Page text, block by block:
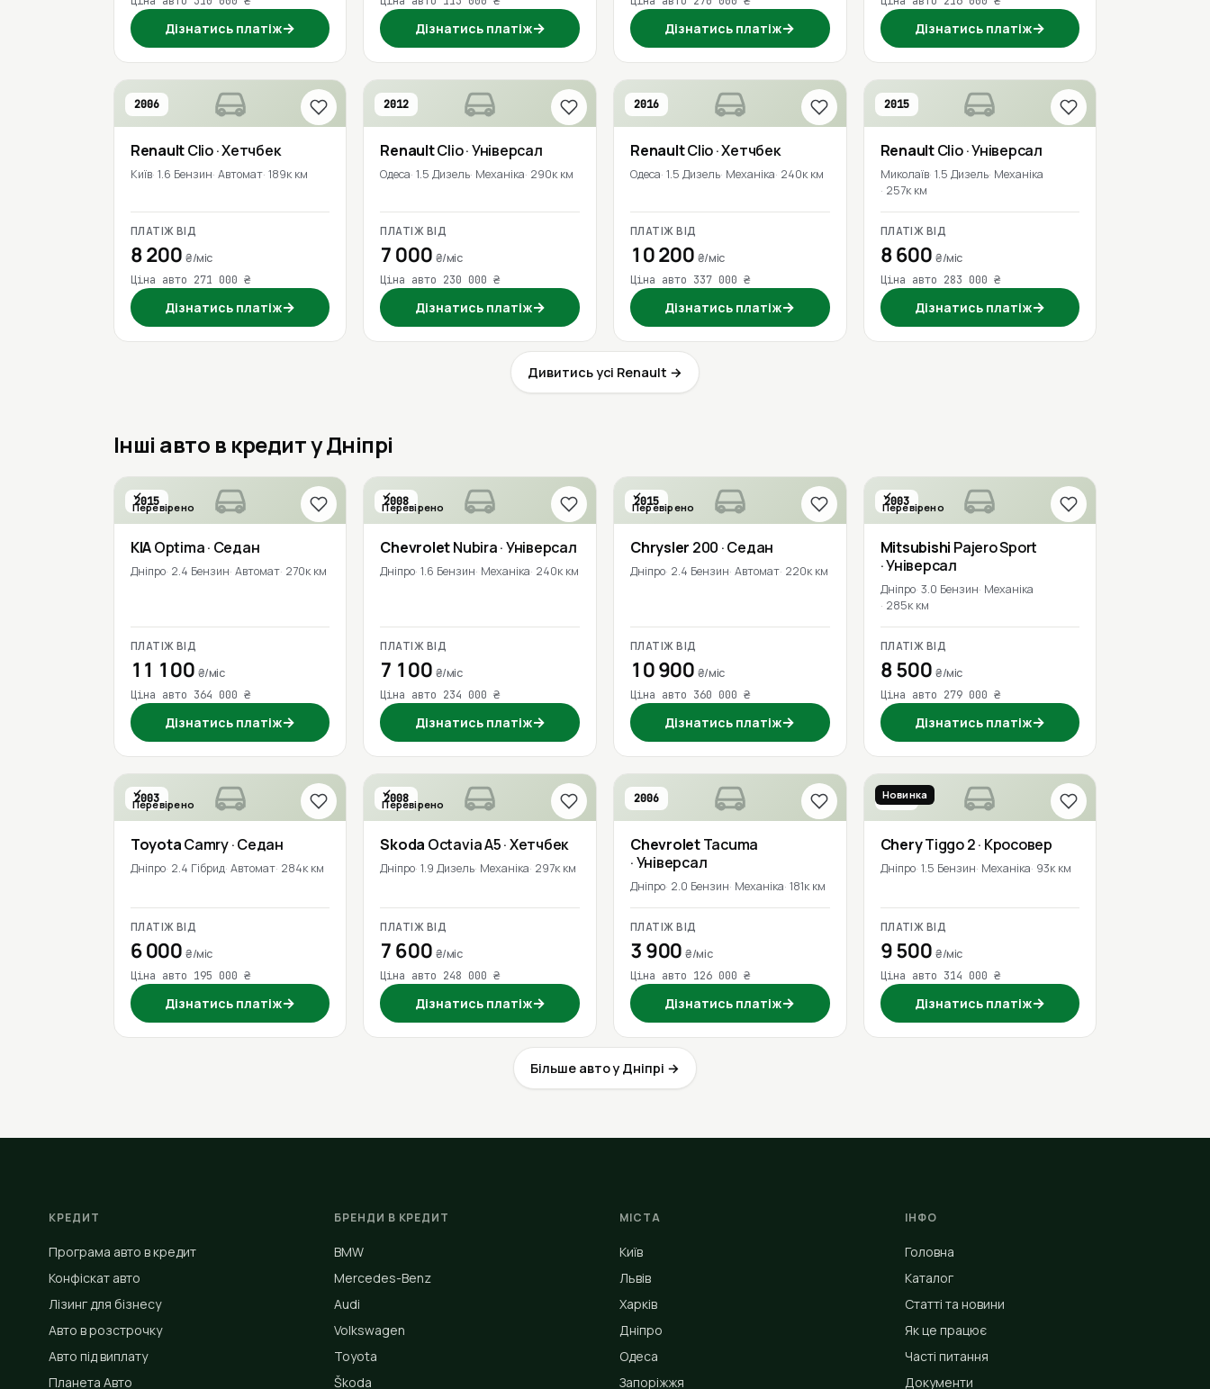
Дізнатись платіж→ Дізнатись платіж→ Дізнатись платіж→ Дізнатись платіж→
2006
RenaultClio· Хетчбек
Київ 1.6 Бензин Автомат 189к км
ПЛАТІЖ ВІД
8 200₴/міс
Ціна авто 271 000 ₴
Дізнатись платіж→
2012
RenaultClio· Універсал
Одеса 1.5 Дизель Механіка 290к км
ПЛАТІЖ ВІД
7 000 ₴/міс
Ціна авто 230 000 ₴
Дізнатись платіж→
2016
RenaultClio· Хетчбек
Одеса 1.5 Дизель Механіка 240к км
ПЛАТІЖ ВІД
10 200 ₴/міс
Ціна авто 337 000 ₴
Дізнатись платіж→
2015
RenaultClio· Універсал
Миколаїв 1.5 Дизель Механіка
257к км
ПЛАТІЖ ВІД
8 600 ₴/міс
Ціна авто 283 000 ₴
Дізнатись платіж→
Дивитись усі Renault →
Інші авто в кредит у Дніпрі
2015
Перевірено
KIAOptima· Седан
Дніпро 2.4 Бензин Автомат 270к км
ПЛАТІЖ ВІД
11 100 ₴/міс
Ціна авто 364 000 ₴
Дізнатись платіж→
2008
Перевірено
ChevroletNubira· Універсал
Дніпро 1.6 Бензин Механіка 240к км
ПЛАТІЖ ВІД
7 100 ₴/міс
Ціна авто 234 000 ₴
Дізнатись платіж→
2015
Перевірено
Chrysler 200 · Седан
Дніпро 2.4 Бензин Автомат 220к км
ПЛАТІЖ ВІД
10 900 ₴/міс
Ціна авто 360 000 ₴
Дізнатись платіж→
2003
Перевірено
Mitsubishi Pajero Sport
· Універсал
Дніпро 3.0 Бензин Механіка
285к км
ПЛАТІЖ ВІД
8 500 ₴/міс
Ціна авто 279 000 ₴
Дізнатись платіж→
2003
Перевірено
ToyotaCamry· Седан
Дніпро 2.4 Гібрид Автомат 284к км
ПЛАТІЖ ВІД
6 000₴/міс
Ціна авто 195 000 ₴
Дізнатись платіж→
2008
Перевірено
Skoda Octavia A5· Хетчбек
Дніпро 1.9 Дизель Механіка 297к км
ПЛАТІЖ ВІД
7 600 ₴/міс
Ціна авто 248 000 ₴
Дізнатись платіж→
2006
ChevroletTacuma
· Універсал
Дніпро 2.0 Бензин Механіка 181к км
ПЛАТІЖ ВІД
3 900₴/міс
Ціна авто 126 000 ₴
Дізнатись платіж→
2019
Новинка
CheryTiggo 2· Кросовер
Дніпро 1.5 Бензин Механіка 93к км
ПЛАТІЖ ВІД
9 500 ₴/міс
Ціна авто 314 000 ₴
Дізнатись платіж→
Більше авто у Дніпрі →
КРЕДИТ
Програма авто в кредит
Конфіскат авто
Лізинг для бізнесу
Авто в розстрочку
Авто під виплату
Планета Авто
БРЕНДИ В КРЕДИТ
BMW
Mercedes-Benz
Audi
Volkswagen
Toyota
Škoda
МІСТА
Київ
Львів
Харків
Дніпро
Одеса
Запоріжжя
ІНФО
Головна
Каталог
Статті та новини
Як це працює
Часті питання
Документи